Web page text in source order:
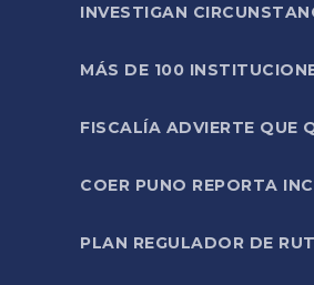
INVESTIGAN
MÁS DE 100
FISCALÍA ADVIERTE QUE
COER PUNO REPORTA
PLAN REGULADOR DE